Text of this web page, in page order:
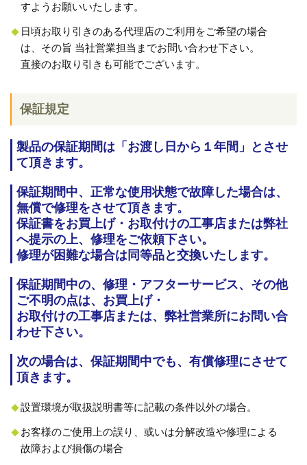
すようお願いいたします。
日頃お取り引きのある代理店のご利用をご希望の場合
は、その旨 当社営業担当までお問い合わせ下さい。
直接のお取り引きも可能でございます。
保証規定
製品の保証期間は「お渡し日から１年間」とさせ
て頂きます。
保証期間中、正常な使用状態で故障した場合は、
無償で修理をさせて頂きます。
保証書をお買上げ・お取付けの工事店または弊社
へ提示の上、修理をご依頼下さい。
修理が困難な場合は同等品と交換いたします。
保証期間中の、修理・アフターサービス、その他
ご不明の点は、お買上げ・
お取付けの工事店または、弊社営業所にお問い合
わせ下さい。
次の場合は、保証期間中でも、有償修理にさせて
頂きます。
設置環境が取扱説明書等に記載の条件以外の場合。
お客様のご使用上の誤り、或いは分解改造や修理による
故障および損傷の場合